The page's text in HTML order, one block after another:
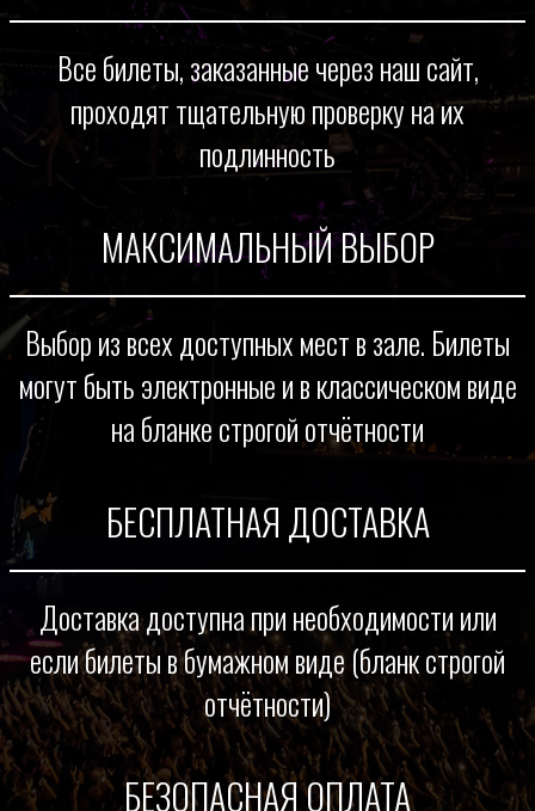
Все билеты, заказанные через наш сайт,
проходят тщательную проверку на их
подлинность
МАКСИМАЛЬНЫЙ ВЫБОР
Выбор из всех доступных мест в зале. Билеты
могут быть электронные и в классическом виде
на бланке строгой отчётности
БЕСПЛАТНАЯ ДОСТАВКА
Доставка доступна при необходимости или
если билеты в бумажном виде (бланк строгой
отчётности)
БЕЗОПАСНАЯ ОПЛАТА